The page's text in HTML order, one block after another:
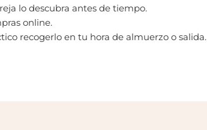
lo descubra antes de tiempo.
online.
recogerlo en tu hora de almuerzo o salida.